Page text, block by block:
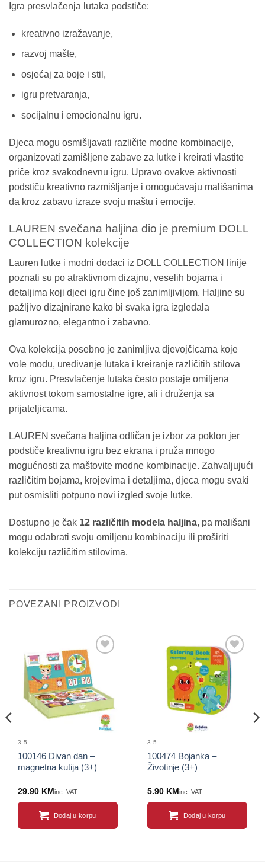
Igra presvlačenja lutaka podstiče:
kreativno izražavanje,
razvoj mašte,
osjećaj za boje i stil,
igru pretvaranja,
socijalnu i emocionalnu igru.
Djeca mogu osmišljavati različite modne kombinacije,
organizovati zamišljene zabave za lutke i kreirati vlastite
priče kroz svakodnevnu igru. Upravo ovakve aktivnosti
podstiču kreativno razmišljanje i omogućavaju mališanima
da kroz zabavu izraze svoju maštu i emocije.
LAUREN svečana haljina dio je premium DOLL
COLLECTION kolekcije
Lauren lutke i modni dodaci iz DOLL COLLECTION linije
poznati su po atraktivnom dizajnu, veselih bojama i
detaljima koji djeci igru čine još zanimljivijom. Haljine su
pažljivo dizajnirane kako bi svaka igra izgledala
glamurozno, elegantno i zabavno.
Ova kolekcija posebno je zanimljiva djevojčicama koje
vole modu, uređivanje lutaka i kreiranje različitih stilova
kroz igru. Presvlačenje lutaka često postaje omiljena
aktivnost tokom samostalne igre, ali i druženja sa
prijateljicama.
LAUREN svečana haljina odličan je izbor za poklon jer
podstiče kreativnu igru bez ekrana i pruža mnogo
mogućnosti za maštovite modne kombinacije. Zahvaljujući
različitim bojama, krojevima i detaljima, djeca mogu svaki
put osmisliti potpuno novi izgled svoje lutke.
Dostupno je čak 12 različitih modela haljina, pa mališani
mogu odabrati svoju omiljenu kombinaciju ili proširiti
kolekciju različitim stilovima.
POVEZANI PROIZVODI
Sačuvaj
proizvod
3-5
100146 Divan dan –
magnetna kutija (3+)
29.90 KM inc. VAT
Dodaj u korpu
Sačuvaj
proizvod
3-5
100474 Bojanka –
Životinje (3+)
5.90 KM inc. VAT
Dodaj u korpu